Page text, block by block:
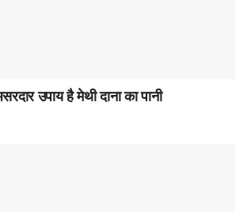
उपाय है मेथी दाना का पानी